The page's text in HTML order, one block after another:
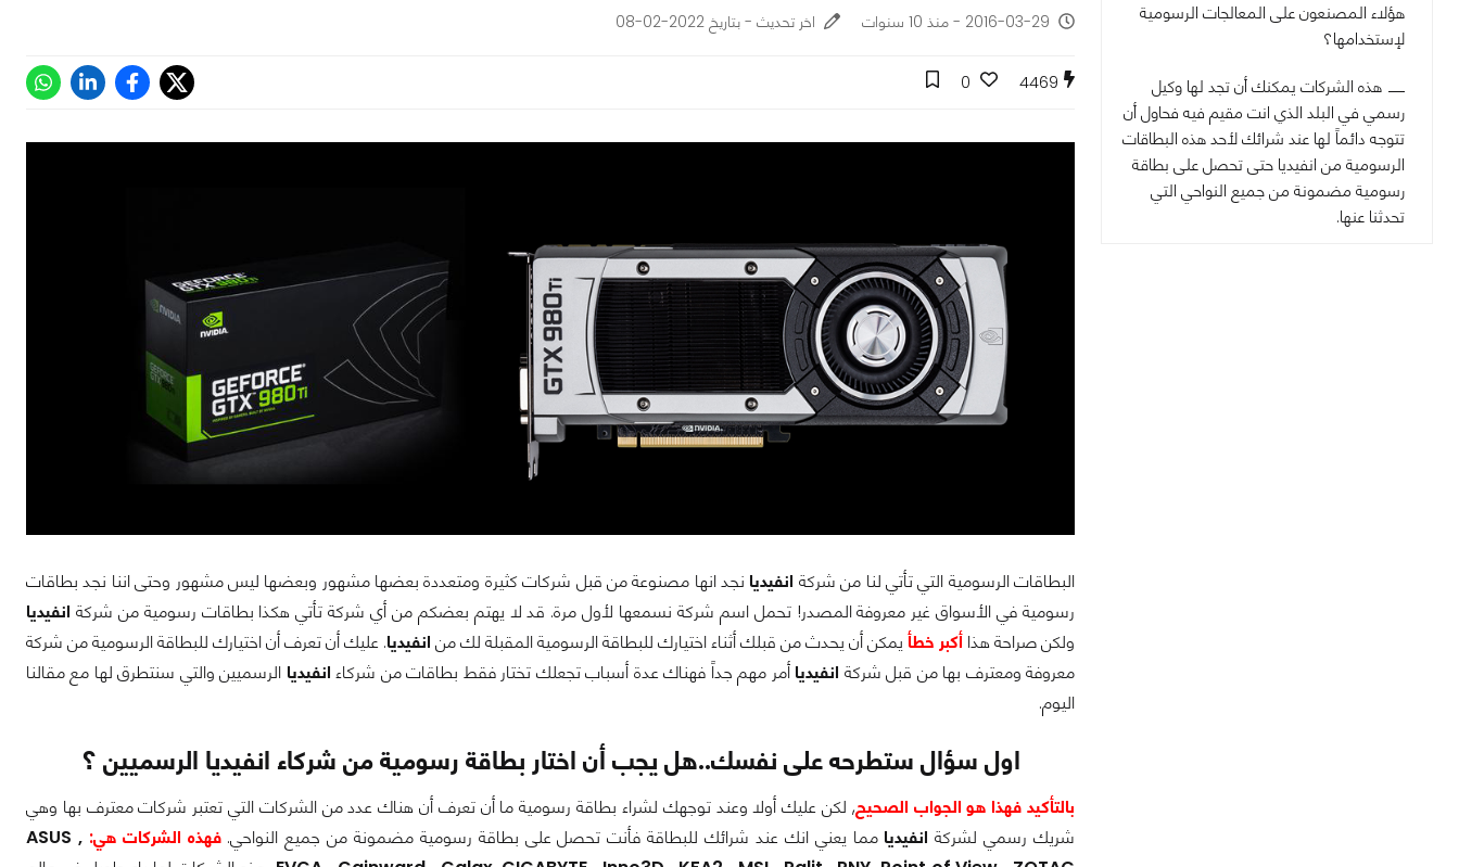
هؤلاء المصنعون على المعالجات الرسومية
لإستخدامها؟
هذه الشركات يمكنك أن تجد لها وكيل
رسمي في البلد الذي انت مقيم فيه فحاول أن
تتوجه دائماً لها عند شرائك لأحد هذه البطاقات
الرسومية من انفيديا حتى تحصل على بطاقة
رسومية مضمونة من جميع النواحي التي
تحدثنا عنها.
2016-03-29 - منذ 10 سنوات اخر تحديث - بتاريخ 2022-02-08
4469
0
البطاقات الرسومية التي تأتي لنا من شركة انفيديا نجد انها مصنوعة من قبل شركات كثيرة ومتعددة بعضها مشهور وبعضها ليس مشهور وحتى اننا نجد بطاقات
رسومية في الأسواق غير معروفة المصدر! تحمل اسم شركة نسمعها لأول مرة. قد لا يهتم بعضكم من أي شركة تأتي هكذا بطاقات رسومية من شركة انفيديا
ولكن صراحة هذا أكبر خطأ يمكن أن يحدث من قبلك أثناء اختيارك للبطاقة الرسومية المقبلة لك من انفيديا. عليك أن تعرف أن اختيارك للبطاقة الرسومية من شركة
معروفة ومعترف بها من قبل شركة انفيديا أمر مهم جداً فهناك عدة أسباب تجعلك تختار فقط بطاقات من شركاءانفيديا الرسميين والتي سنتطرق لها مع مقالنا
اليوم.
اول سؤال ستطرحه على نفسك..هل يجب أن اختار بطاقة رسومية من شركاء انفيديا الرسميين ؟
بالتأكيد فهذا هو الجواب الصحيح, لكن عليك أولا وعند توجهك لشراء بطاقة رسومية ما أن تعرف أن هناك عدد من الشركات التي تعتبر شركات معترف بها وهي
شريك رسمي لشركة انفيديا مما يعني انك عند شرائك للبطاقة فأنت تحصل على بطاقة رسومية مضمونة من جميع النواحي.فهذه الشركات هي: ASUS ,